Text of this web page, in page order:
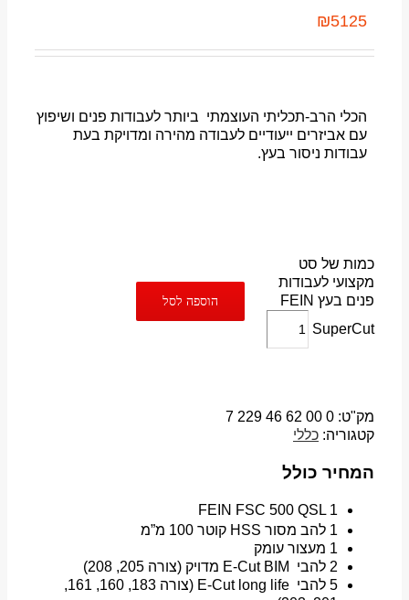
₪5125
הכלי הרב-תכליתי העוצמתי ביותר לעבודות פנים ושיפוץ
עם אביזרים ייעודיים לעבודה מהירה ומדויקת בעת
עבודות ניסור בעץ.
כמות של סט
מקצועי לעבודות
פנים בעץ FEIN
SuperCut
הוספה לסל
מק"ט: 0 00 62 46 229 7
קטגוריה: כללי
המחיר כולל
FEIN FSC 500 QSL 1
1 להב מסור HSS קוטר 100 מ”מ
1 מעצור עומק
2 להבי E-Cut BIM מדויק (צורה 205, 208)
5 להבי E-Cut long life (צורה 183, 160, 161,